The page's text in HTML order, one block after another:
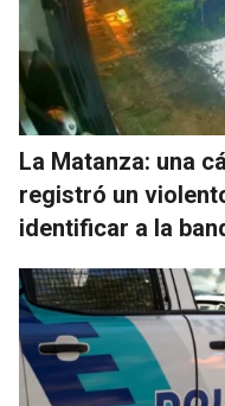
La Matanza: una
registró un
identificar a la